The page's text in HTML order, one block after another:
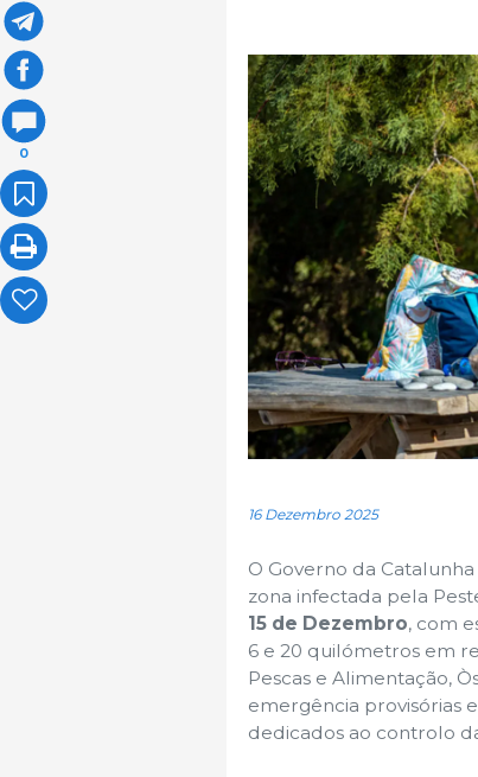
0
16 Dezembro 2025
O Governo da
zona infectada pela
15 de Dezembro, com
6 e 20 quilómetros em
Pescas e Alimentação,
emergência provisórias
dedicados ao controlo